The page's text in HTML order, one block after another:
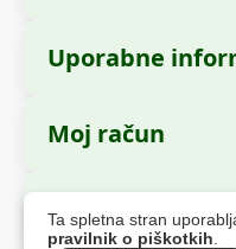
Ta spletna stran
pravilnik o piškotkih
Ime podjetja:
SRL
Sedež:Strada
București, 040283,
Uporabne
Kako naročiti?
Načini plačila
Informacije o
Moj račun
Moja naročila
Osebni podatki
Varno plačilo